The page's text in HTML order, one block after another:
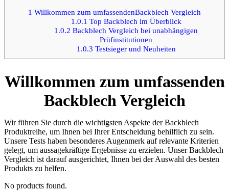
1 Willkommen zum umfassendenBackblech Vergleich
1.0.1 Top Backblech im Überblick
1.0.2 Backblech Vergleich bei unabhängigen
Prüfinstitutionen
1.0.3 Testsieger und Neuheiten
Willkommen zum umfassenden
Backblech Vergleich
Wir führen Sie durch die wichtigsten Aspekte der Backblech
Produktreihe, um Ihnen bei Ihrer Entscheidung behilflich zu sein.
Unsere Tests haben besonderes Augenmerk auf relevante Kriterien
gelegt, um aussagekräftige Ergebnisse zu erzielen. Unser Backblech
Vergleich ist darauf ausgerichtet, Ihnen bei der Auswahl des besten
Produkts zu helfen.
No products found.